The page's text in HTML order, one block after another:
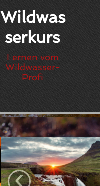
Wildwas
serkurs
Lernen vom
Wildwasser-
Profi
HOME
GUTSCHEINE
TERMINE UND KURSE 2026